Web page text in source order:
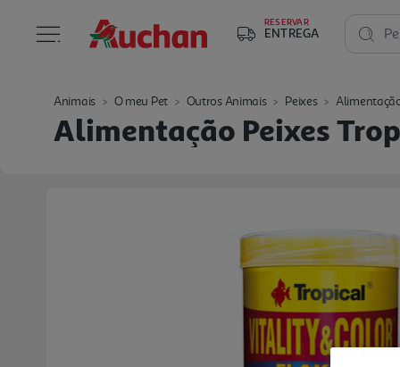
RESERVAR
ENTREGA
Animais O meu Pet Outros Animais Peixes
Alimentação Peixes